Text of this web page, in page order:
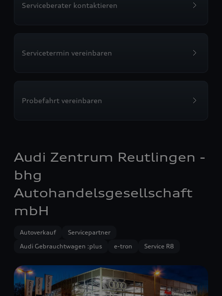
Serviceberater kontaktieren
Servicetermin vereinbaren
Probefahrt vereinbaren
Audi Zentrum Reutlingen -
bhg
Autohandelsgesellschaft
mbH
Autoverkauf
Servicepartner
Audi Gebrauchtwagen :plus
e-tron Service R8